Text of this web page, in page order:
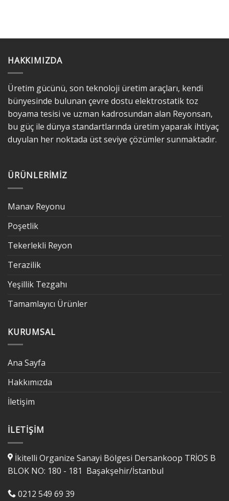
HAKKIMIZDA
Üretim gücünü, son teknoloji üretim araçları, kendi
bünyesinde bulunan çevre dostu elektrostatik toz
boyama tesisi ve uzman kadrosundan alan Reyonsan,
bu güç ile dünya standartlarında üretim yaparak ihtiyaç
duyulan her noktada üst seviye çözümler sunmaktadır.
ÜRÜNLERIMIZ
Manav Reyonu
Poşetlik
Tekerlekli Reyon
Terazilik
Yeşillik Tezgahı
Tamamlayıcı Ürünler
KURUMSAL
Ana Sayfa
Hakkımızda
İletişim
İLETIŞIM
İkitelli Organize Sanayi Bölgesi Dersankoop TRİOS B
BLOK NO: 180 - 181 Başakşehir/İstanbul
0212 549 69 39